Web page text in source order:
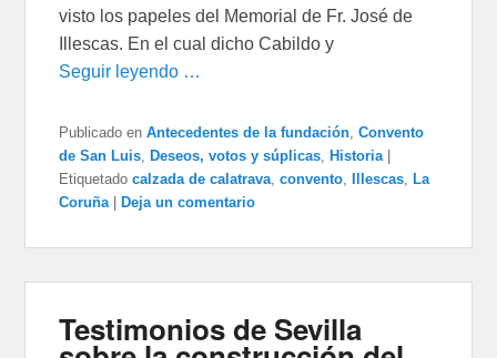
visto los papeles del Memorial de Fr. José de
Illescas. En el cual dicho Cabildo y
Seguir leyendo …
Publicado en Antecedentes de la fundación,Convento
de San Luis, Deseos, votos y súplicas, Historia
Etiquetado calzada de calatrava,convento, Illescas, La
Coruña
Deja un comentario
Testimonios de Sevilla